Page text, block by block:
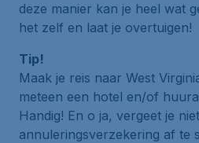
deze manier kan je heel wat
het zelf en laat je overtuigen!
Tip!
Maak je reis naar West
meteen een hotel en/of
Handig! En o ja, vergeet je
annuleringsverzekering af te